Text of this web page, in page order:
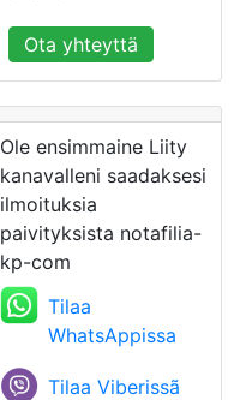
Ota yhteyttä
Ole ensimmaine Liity
kanavalleni saadaksesi
ilmoituksia
paivityksista notafilia-
kp-com
Tilaa
WhatsAppissa
Tilaa Viberissã